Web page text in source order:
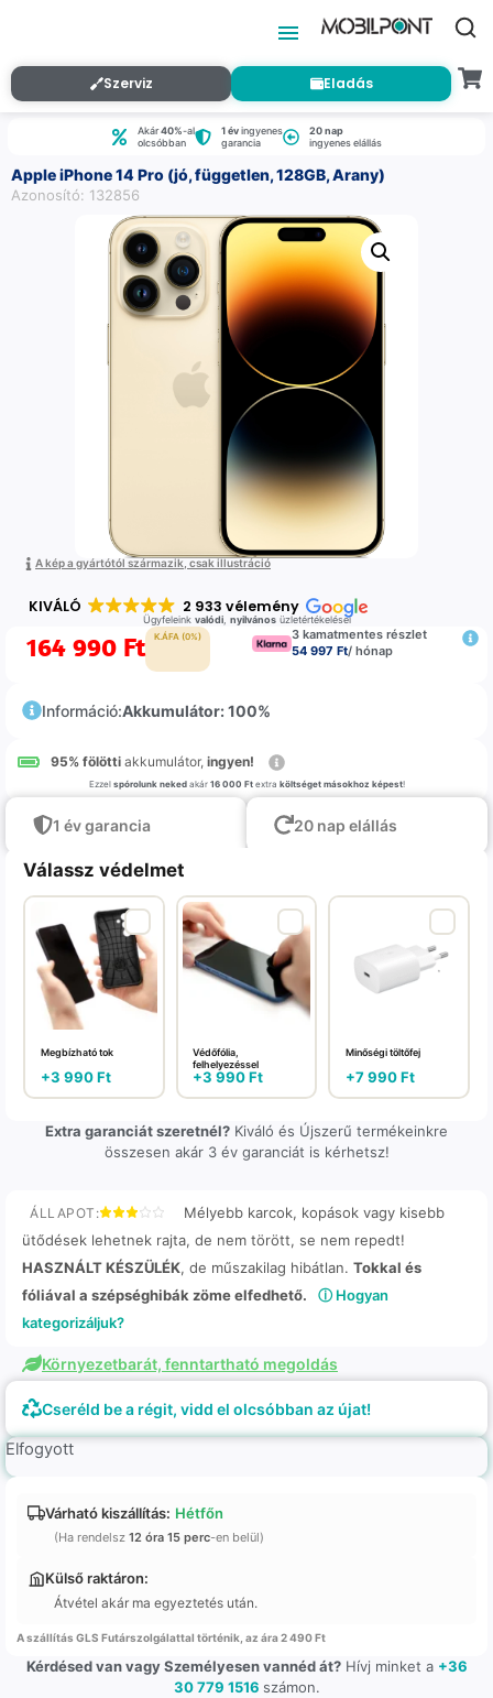
Szerviz Eladás
Akár40%-al
olcsóbban
1 évingyenes
garancia
20 nap
ingyenes elállás
Apple iPhone 14 Pro (jó, független, 128GB, Arany)
Azonosító: 132856
A kép a gyártótól származik, csak illustráció
KIVÁLÓ 2 933 vélemény
Ügyfeleink valódi, nyilvánosüzletértékelései
164 990 Ft K.ÁFA (0%)
3 kamatmentes részlet
54 997 Ft/ hónap
Információ:Akkumulátor: 100%
95% fölötti akkumulátor, ingyen!
Ezzel spórolunk nekedakár 16 000 Ftextra költséget másokhoz képest!
1 év garancia 20 nap elállás
Válassz védelmet
Megbízható tok
+3 990Ft
Védőfólia,
felhelyezéssel
+3 990Ft
Minőségi töltőfej
+7 990Ft
Extra garanciát szeretnél? Kiváló és Újszerű termékeinkre
összesen akár 3 év garanciát is kérhetsz!
ÁLLAPOT:
Mélyebb karcok, kopások vagy kisebb
ütődések lehetnek rajta, de nem törött, se nem repedt!
HASZNÁLT KÉSZÜLÉK, de műszakilag hibátlan. Tokkal és
fóliával a szépséghibák zöme elfedhető.
ⓘ Hogyan
kategorizáljuk?
Környezetbarát, fenntartható megoldás
Cseréld be a régit, vidd el olcsóbban az újat!
Elfogyott
Várható kiszállítás: Hétfőn
(Ha rendelsz 12 óra 15 perc-en belül)
Külső raktáron:
Átvétel akár ma egyeztetés után.
A szállítás GLS Futárszolgálattal történik, az ára 2 490 Ft
Kérdésed van vagy Személyesen vannéd át?Hívj minket a +36
30 779 1516 számon.